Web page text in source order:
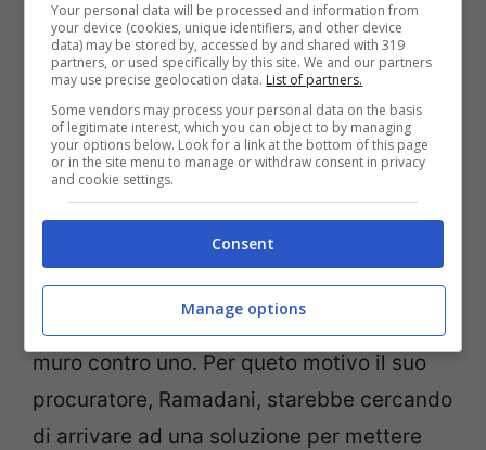
avrebbe fissato una deadline interna per
Natale. Qualora il centrale non volesse
accettare l’accordo proposta dai viola, con
grande serenità, il calciatore sarebbe
ceduto il prima possibile in modo da
incassare il massimo e non perderlo a
parametro zero. A differenza di altri
giocatori che hanno lasciato la Fiorentina
in passato, Milenkovic non vorrebbe un
muro contro uno. Per queto motivo il suo
procuratore, Ramadani, starebbe cercando
di arrivare ad una soluzione per mettere
Your personal data will be processed and information from
your device (cookies, unique identifiers, and other device
data) may be stored by, accessed by and shared with 319
partners, or used specifically by this site. We and our partners
may use precise geolocation data. List of partners.
Some vendors may process your personal data on the basis
of legitimate interest, which you can object to by managing
your options below. Look for a link at the bottom of this page
or in the site menu to manage or withdraw consent in privacy
and cookie settings.
Consent
Manage options